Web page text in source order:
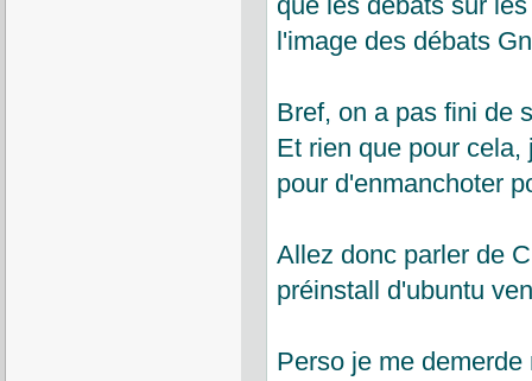
l'image des débats
Bref, on a pas fini de
Et rien que pour
pour d'enmanchoter
Allez donc parler de
préinstall d'ubuntu
Perso je me